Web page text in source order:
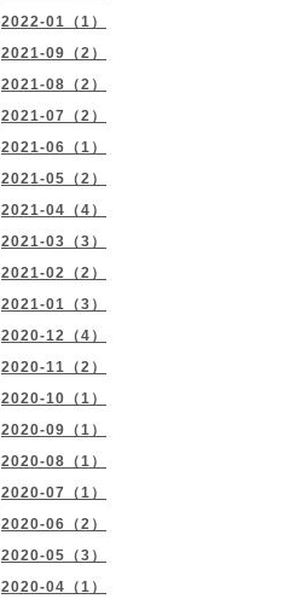
2022-01（1）
2021-09（2）
2021-08（2）
2021-07（2）
2021-06（1）
2021-05（2）
2021-04（4）
2021-03（3）
2021-02（2）
2021-01（3）
2020-12（4）
2020-11（2）
2020-10（1）
2020-09（1）
2020-08（1）
2020-07（1）
2020-06（2）
2020-05（3）
2020-04（1）